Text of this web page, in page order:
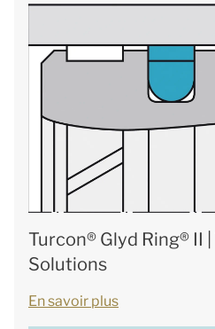
Turcon® Glyd Ring® II
Solutions
En savoir plus